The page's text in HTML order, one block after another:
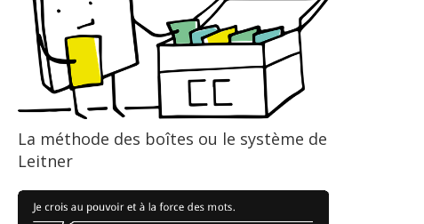
La méthode des boîtes ou le système de
Leitner